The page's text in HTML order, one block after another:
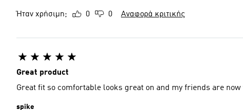
Ήταν χρήσιμη; 0 0 Αναφορά κριτικής
Great product
Great fit so comfortable looks great on and my friends are
spike